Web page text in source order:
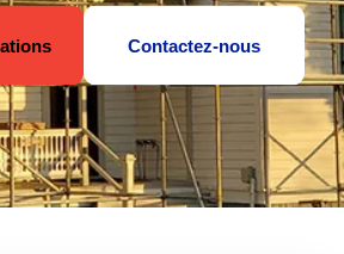
Contactez-nous